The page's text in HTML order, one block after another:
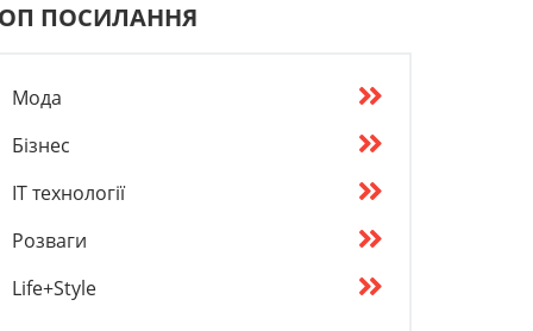
ПОСИЛАННЯ
Мода
Бізнес
IT технології
Розваги
Life+Style